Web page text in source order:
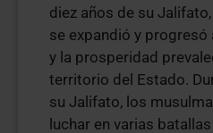
diez años de su
se expandió y
y la prosperidad
territorio del Estado.
su Jalifato, los
luchar en varias